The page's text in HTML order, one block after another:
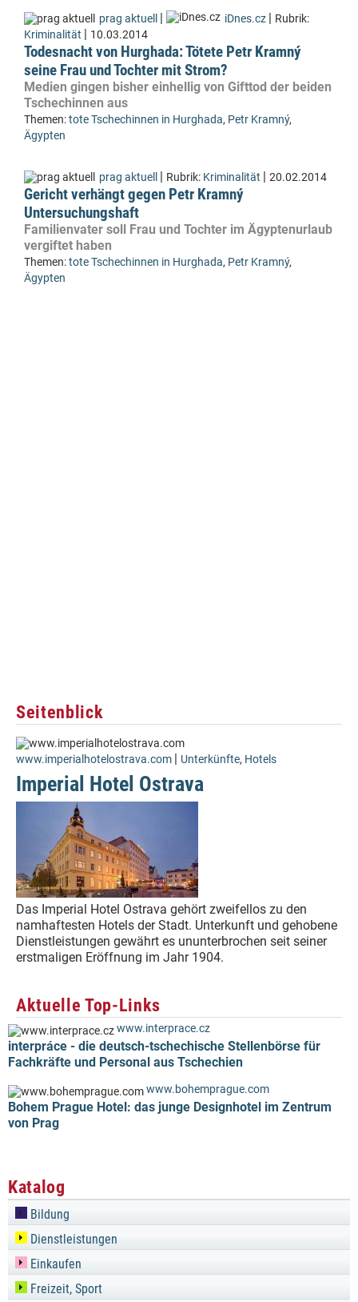
prag aktuell | iDnes.cz | Rubrik:
Kriminalität | 10.03.2014
Todesnacht von Hurghada: Tötete Petr Kramný
seine Frau und Tochter mit Strom?
Medien gingen bisher einhellig von Gifttod der beiden
Tschechinnen aus
Themen:tote Tschechinnen in Hurghada, Petr Kramný,
Ägypten
prag aktuell | Rubrik: Kriminalität | 20.02.2014
Gericht verhängt gegen Petr Kramný
Untersuchungshaft
Familienvater soll Frau und Tochter im Ägyptenurlaub
vergiftet haben
Themen:tote Tschechinnen in Hurghada, Petr Kramný,
Ägypten
Seitenblick
www.imperialhotelostrava.com | Unterkünfte, Hotels
Imperial Hotel Ostrava
Das Imperial Hotel Ostrava gehört zweifellos zu den
namhaftesten Hotels der Stadt. Unterkunft und gehobene
Dienstleistungen gewährt es ununterbrochen seit seiner
erstmaligen Eröffnung im Jahr 1904.
Aktuelle Top-Links
www.interprace.cz
interpráce - die deutsch-tschechische Stellenbörse für
Fachkräfte und Personal aus Tschechien
www.bohemprague.com
Bohem Prague Hotel: das junge Designhotel im Zentrum
von Prag
Katalog
Bildung
Dienstleistungen
Einkaufen
Freizeit, Sport